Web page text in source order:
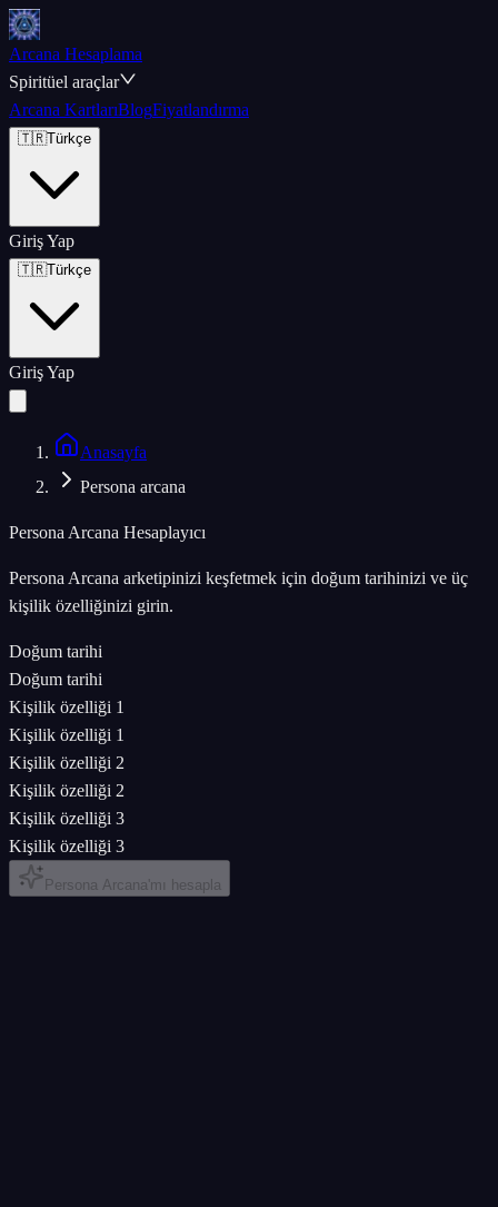
Arcana Hesaplama
Spiritüel araçlar
Arcana KartlarıBlogFiyatlandırma
🇹🇷Türkçe
Giriş Yap
🇹🇷Türkçe
Giriş Yap
Anasayfa
Persona arcana
Persona Arcana Hesaplayıcı
Persona Arcana arketipinizi keşfetmek için doğum tarihinizi ve üç
kişilik özelliğinizi girin.
Doğum tarihi
Doğum tarihi
Kişilik özelliği 1
Kişilik özelliği 1
Kişilik özelliği 2
Kişilik özelliği 2
Kişilik özelliği 3
Kişilik özelliği 3
Persona Arcana'mı hesapla